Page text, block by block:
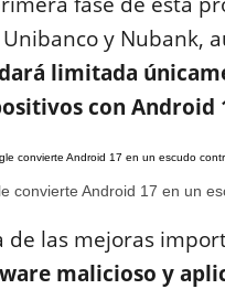
y Nubank,
limitada
con Android
convierte Android 17 en un
de las mejoras
malicioso y